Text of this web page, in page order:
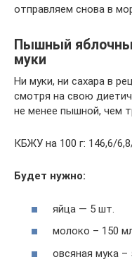
отправляем снова в
Пышный
муки
Ни муки, ни сахара в
смотря на свою
не менее пышной, чем
КБЖУ на 100 г: 146,6/
Будет нужно:
яйца — 5 шт.
молоко – 150
овсяная мука –